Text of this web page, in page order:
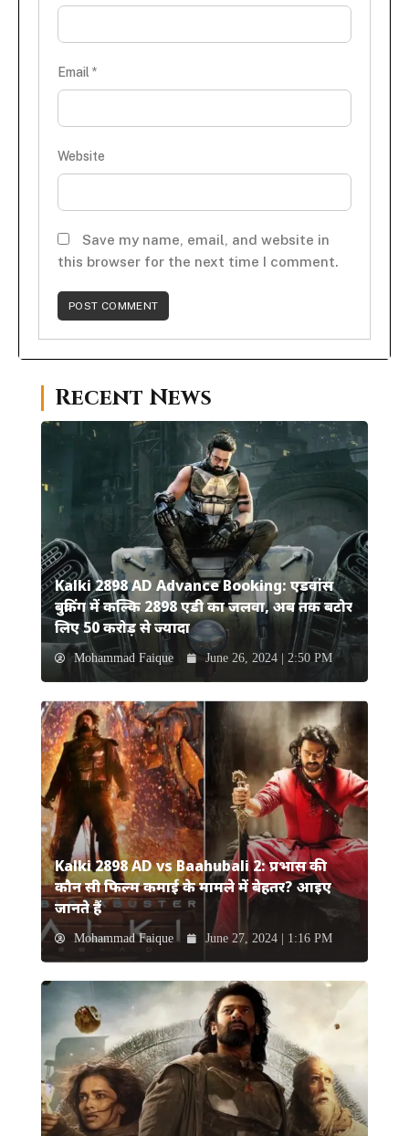
Email *
Website
Save my name, email, and website in
this browser for the next time I comment.
Recent News
Kalki 2898 AD Advance Booking: एडवांस
बुकिंग में कल्कि 2898 एडी का जलवा, अब तक बटोर
लिए 50 करोड़ से ज्यादा
Mohammad Faique June 26, 2024 | 2:50 PM
Kalki 2898 AD vs Baahubali 2: प्रभास की
कौन सी फिल्म कमाई के मामले में बेहतर? आइए
जानते हैं
Mohammad Faique June 27, 2024 | 1:16 PM